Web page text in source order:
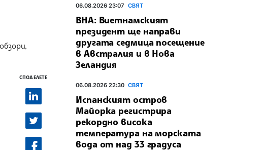
СПОДЕЛЕТЕ
06.08.2026 23:07 СВЯТ
ВНА: Виетнамският
президент ще направи
другата седмица посещение
в Австралия и в Нова
Зеландия
06.08.2026 22:30 СВЯТ
Испанският остров
Майорка регистрира
рекордно висока
температура на морската
вода от над 33 градуса